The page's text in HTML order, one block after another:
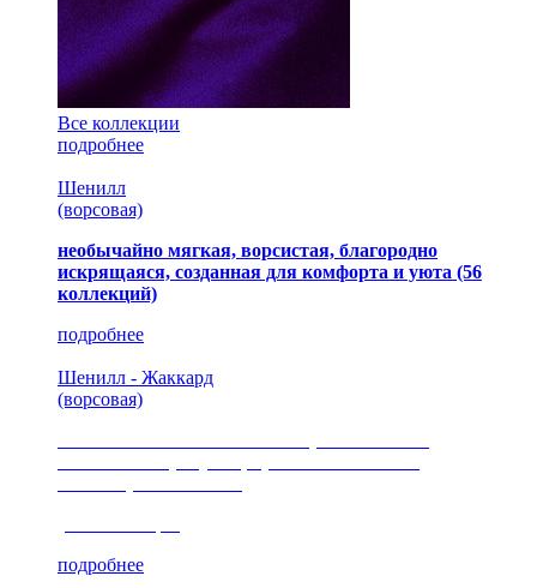
Все коллекции
подробнее
Шенилл
(ворсовая)
необычайно мягкая, ворсистая, благородно
искрящаяся, созданная для комфорта и уюта (56
коллекций)
подробнее
Шенилл - Жаккард
(ворсовая)
подробнее